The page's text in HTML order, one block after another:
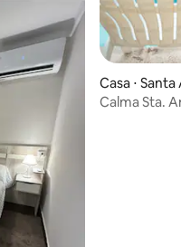
Casa ⋅ Santa
Calma Sta.